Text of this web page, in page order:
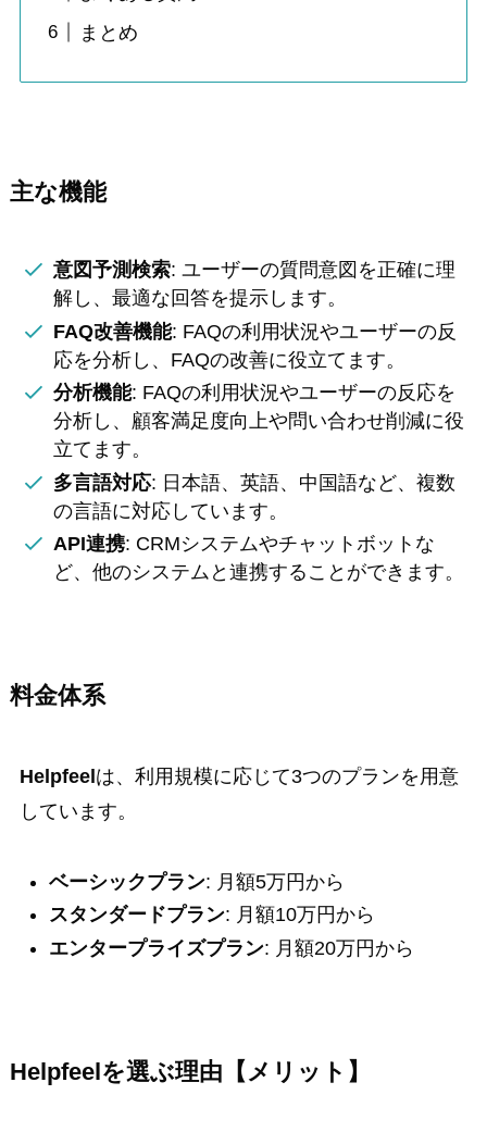
まとめ
主な機能
意図予測検索: ユーザーの質問意図を正確に理
解し、最適な回答を提示します。
FAQ改善機能: FAQの利用状況やユーザーの反
応を分析し、FAQの改善に役立てます。
分析機能: FAQの利用状況やユーザーの反応を
分析し、顧客満足度向上や問い合わせ削減に役
立てます。
多言語対応: 日本語、英語、中国語など、複数
の言語に対応しています。
API連携: CRMシステムやチャットボットな
ど、他のシステムと連携することができます。
料金体系
Helpfeel は、利用規模に応じて3つのプランを用意
しています。
ベーシックプラン: 月額5万円から
スタンダードプラン: 月額10万円から
エンタープライズプラン: 月額20万円から
Helpfeel を選ぶ理由【メリット】